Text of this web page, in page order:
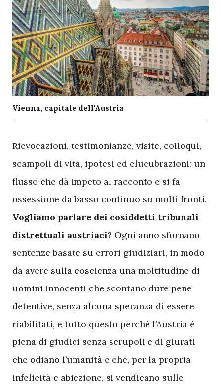
Vienna, capitale dell'Austria
Rievocazioni, testimonianze, visite, colloqui,
scampoli di vita, ipotesi ed elucubrazioni: un
flusso che dà impeto al racconto e si fa
ossessione da basso continuo su molti fronti.
Vogliamo parlare dei cosiddetti tribunali
distrettuali austriaci? Ogni anno sfornano
sentenze basate su errori giudiziari, in modo
da avere sulla coscienza una moltitudine di
uomini innocenti che scontano dure pene
detentive, senza alcuna speranza di essere
riabilitati, e tutto questo perché l’Austria è
piena di giudici senza scrupoli e di giurati
che odiano l’umanità e che, per la propria
infelicità e abiezione, si vendicano sulle